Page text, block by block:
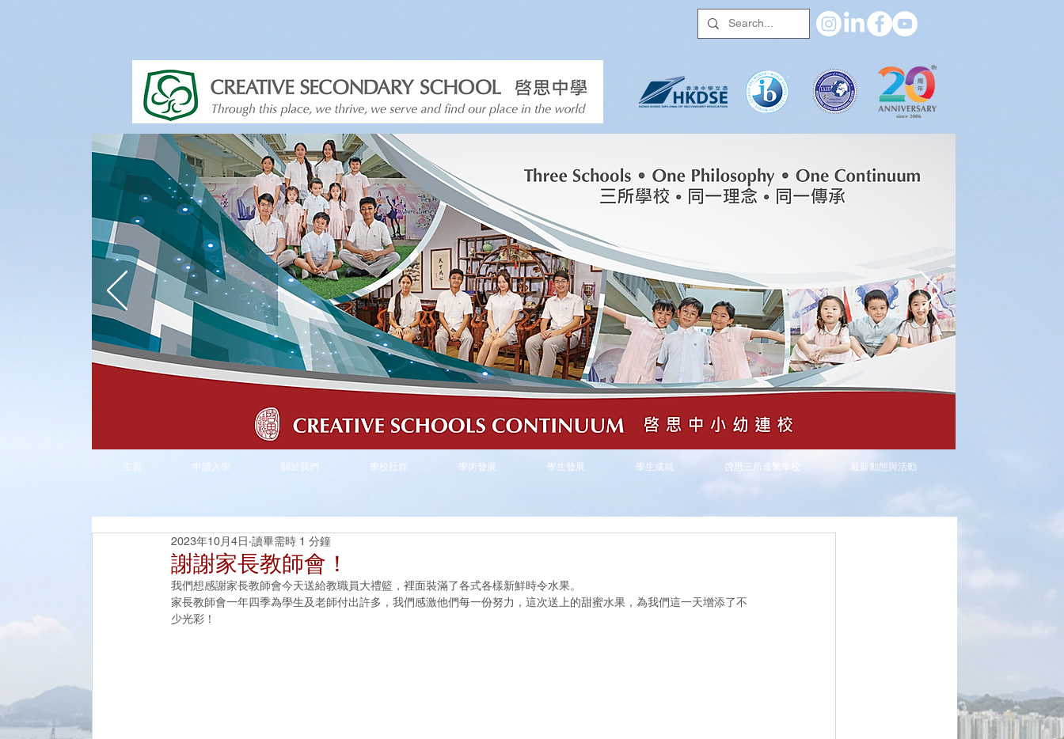
主頁 申請入學 關於我們 學校社群 學術發展 學生發展 學生成就 啓思三所連繫學校 最新動態與活動
謝謝家長教師會！
2023年10月4日 讀畢需時 1 分鐘
我們想感謝家長教師會今天送給教職員大禮籃，裡面裝滿了各式各樣新鮮時令水果。
家長教師會一年四季為學生及老師付出許多，我們感激他們每一份努力，這次送上的甜蜜水果，為我們這一天增添了不
少光彩！